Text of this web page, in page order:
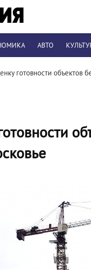
АВТО
готовности объектов